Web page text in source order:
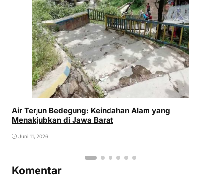
Air Terjun Bedegung: Keindahan Alam yang
Menakjubkan di Jawa Barat
Juni 11, 2026
Komentar